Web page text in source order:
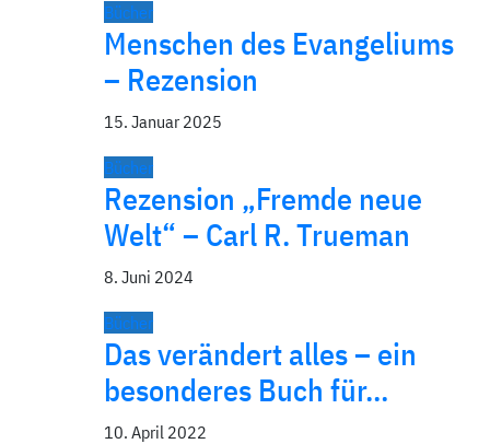
Bücher
Menschen des Evangeliums
– Rezension
15. Januar 2025
Bücher
Rezension „Fremde neue
Welt“ – Carl R. Trueman
8. Juni 2024
Bücher
Das verändert alles – ein
besonderes Buch für…
10. April 2022